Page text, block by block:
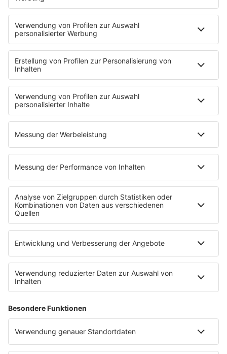
22.11.2023 Folge 211
DEN SCHUH ZIEHEN WIR UNS NICHT AN |
PROMI-BÜSSEN #01-03
15.11.2023 Folge 210
KINDERZIMMER-DISKUSSION |
SOMMERHAUS DER STARS -
WIEDERSEHEN
INFO
SKA... SKA... SKA... SURREAL! |
09.11.2023 Folge 208
SOMMERHAUS DER STARS #09&10
INFO
KIND! | SOMMERHAUS DER STARS #08
31.10.2023 Folge 206
STARS #07
24.10.2023
ESKALATION. | SOMMERHAUS DER STARS
#06
INFO